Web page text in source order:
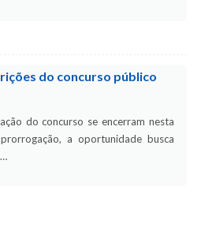
do concurso público
do concurso se encerram nesta
a oportunidade busca